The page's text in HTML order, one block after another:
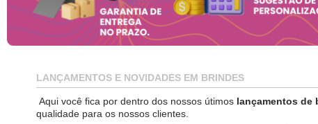
LANÇAMENTOS E NOVIDADES EM BRINDES
Aqui você fica por dentro dos nossos útimos lançamentos de
qualidade para os nossos clientes.